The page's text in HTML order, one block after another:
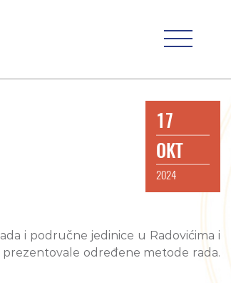
17
OKT
2024
i područne jedinice u Radovićima i
prezentovale određene metode rada.